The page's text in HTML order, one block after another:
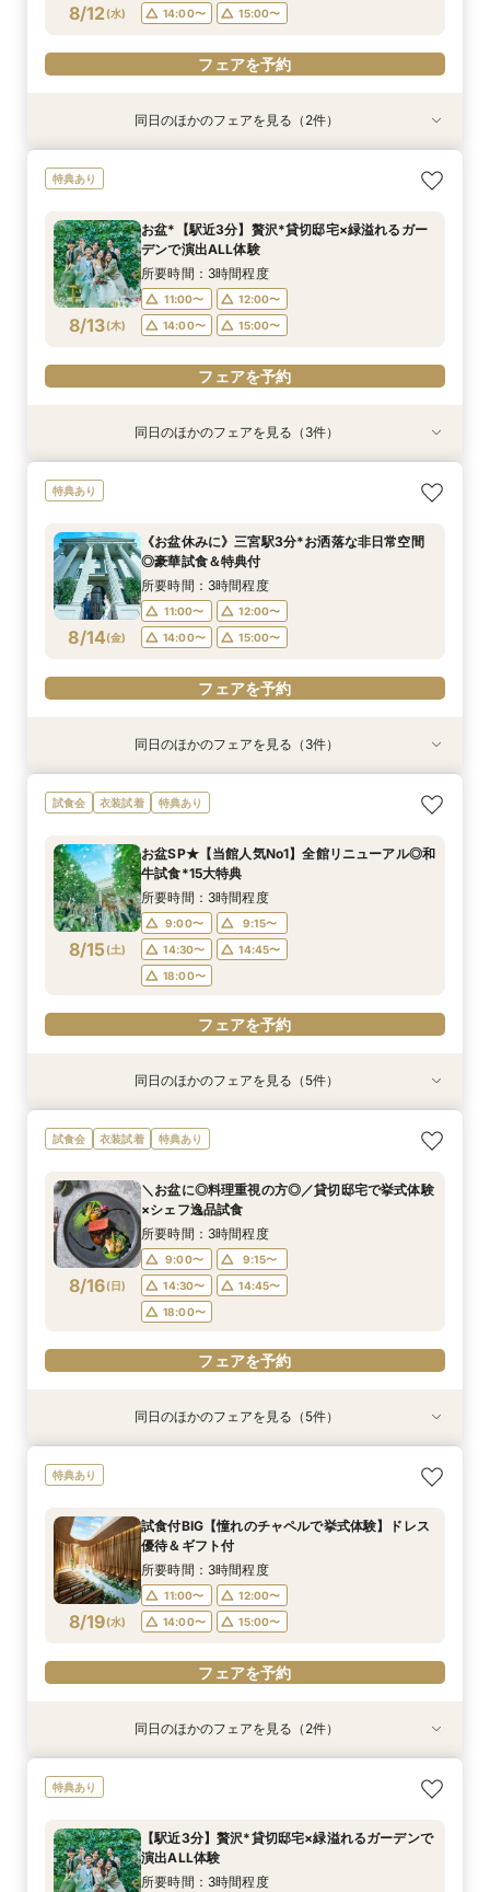
8/12(水) 14:00〜 15:00〜
フェアを予約
特典あり 動画あり
8/12(水)
11:00〜
12:00〜
14:00〜
15:00〜
フェアを予約
8/12(水)
【遠方&自宅でもOK】360度カメラでオンライ
11:00〜
12:00〜
14:00〜
15:00〜
フェアを予約
同日のほかのフェアを見る（2件）
特典あり
8/13(木)
お盆*【駅近3分】贅沢*貸切邸宅×緑溢れるガー
デンで演出ALL体験
所要時間：3時間程度
11:00〜
12:00〜
14:00〜
15:00〜
フェアを予約
特典あり 動画あり
8/13(木)
11:00〜
12:00〜
14:00〜
15:00〜
フェアを予約
8/13(木)
【遠方&自宅でもOK】360度カメラでオンライ
11:00〜
12:00〜
14:00〜
15:00〜
フェアを予約
8/13(木)
【120分で知りたいことだけ♪】クイック見学＆
11:00〜
12:00〜
14:00〜
15:00〜
フェアを予約
同日のほかのフェアを見る（3件）
特典あり
8/14(金)
《お盆休みに》三宮駅3分*お洒落な非日常空間
◎豪華試食＆特典付
所要時間：3時間程度
11:00〜
12:00〜
14:00〜
15:00〜
フェアを予約
特典あり 動画あり
8/14(金)
＜プレ花嫁に大人気＞模擬挙式×絶品試食×マ
リッジリング優待◎
11:00〜
12:00〜
14:00〜
15:00〜
フェアを予約
8/14(金)
【遠方&自宅でもOK】360度カメラでオンライ
ン見学♪見積相談もOK
11:00〜
12:00〜
14:00〜
15:00〜
フェアを予約
8/14(金)
【120分で知りたいことだけ♪】クイック見学＆
見積もり相談会
11:00〜
12:00〜
14:00〜
15:00〜
フェアを予約
同日のほかのフェアを見る（3件）
試食会 衣装試着 特典あり
8/15(土)
お盆SP★【当館人気No1】全館リニューアル◎和
牛試食*15大特典
所要時間：3時間程度
9:00〜
9:15〜
14:30〜
14:45〜
18:00〜
フェアを予約
特典あり 動画あり
8/15(土)
＼おもてなし重視の方必見／貸切体験×国産牛試
食×料理半額特典
9:00〜
14:30〜
14:45〜
18:00〜
フェアを予約
衣装試着 特典あり
8/15(土)
【貸切で安心♪】マタニティウェディング準備＆
予算相談フェア！
9:00〜
14:30〜
14:45〜
18:00〜
フェアを予約
特典あり
8/15(土)
【初見学におすすめ】全館見学×試食付*「即決
ナシ」安心相談会
9:00〜
14:30〜
14:45〜
18:00〜
フェアを予約
衣装試着 特典あり
8/15(土)
【和装とドレスが両方叶う】日本の伝統美×和モ
ダンW体験フェア
9:00〜
14:30〜
14:45〜
18:00〜
フェアを予約
特典あり
8/15(土)
【少人数婚におすすめ】挙式×贅沢試食×おもて
なし体験
9:00〜
14:30〜
14:45〜
18:00〜
フェアを予約
同日のほかのフェアを見る（5件）
試食会 衣装試着 特典あり
8/16(日)
＼お盆に◎料理重視の方◎／貸切邸宅で挙式体験
×シェフ逸品試食
所要時間：3時間程度
9:00〜
9:15〜
14:30〜
14:45〜
18:00〜
フェアを予約
特典あり 動画あり
8/16(日)
＼おもてなし重視の方必見／貸切体験×国産牛試
9:00〜
14:30〜
14:45〜
18:00〜
衣装試着 特典あり
8/16(日)
【貸切で安心♪】マタニティウェディング準備＆
9:00〜
14:30〜
14:45〜
18:00〜
特典あり
8/16(日)
【初見学におすすめ】全館見学×試食付*「即決
9:00〜
14:30〜
14:45〜
18:00〜
衣装試着 特典あり
8/16(日)
【和装とドレスが両方叶う】日本の伝統美×和モ
9:00〜
14:30〜
14:45〜
18:00〜
特典あり
8/16(日)
【少人数婚におすすめ】挙式×贅沢試食×おもて
9:00〜
14:30〜
14:45〜
18:00〜
同日のほかのフェアを見る（5件）
特典あり
8/19(水)
試食付BIG【憧れのチャペルで挙式体験】ドレス
優待＆ギフト付
所要時間：3時間程度
11:00〜
12:00〜
14:00〜
15:00〜
フェアを予約
特典あり 動画あり
8/19(水)
11:00〜
14:00〜
15:00〜
8/19(水)
【遠方&自宅でもOK】360度カメラでオンライ
11:00〜
14:00〜
15:00〜
同日のほかのフェアを見る（2件）
特典あり
【駅近3分】贅沢*貸切邸宅×緑溢れるガーデンで
演出ALL体験
所要時間：3時間程度